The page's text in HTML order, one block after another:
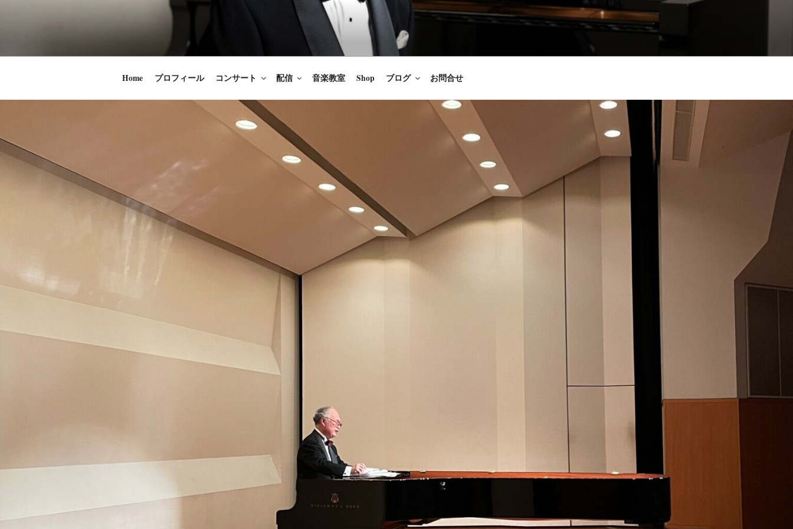
ン
ス
ッ
プ
時田直也 声楽家/BARITONE
歌うことは希望を語ること、生きることは喜びも悲しみもわかちあ
うことかけがえのないあなたに「いのちの歌」をお届けします。
Home プロフィール コンサート 配信 音楽教室 Shop ブログ お問合せ